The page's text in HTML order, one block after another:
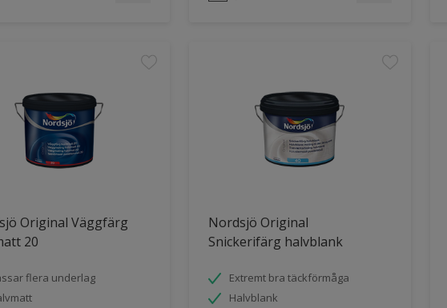
Original Väggfärg
20
flera underlag
Nordsjö Original
Snickerifärg halvblank
Extremt bra täckförmåga
Halvblank